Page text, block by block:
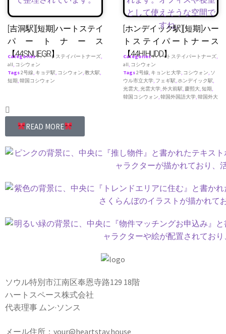
[吉洞駅][短期]ハートステイ
パートナース
【44SNUEGR】
Categories♥ ハートステイパートナーズ,
all, コシウォン
Tags2号線, キョデ駅, コシウォン,教大駅,
短期,韓国コシウォン
[ホンデイック駅][短期]ハー
トステイパートナース
【44HIHUDD】
Categories♥ ハートステイパートナーズ,
all, コシウォン
Tags2号線, キョンヒ大学, コシウォン, ソ
ウル市立大学, フェギ駅,ホンデイック駅,
光雲大,光雲大学,外大前駅, 慶熙大,短期,
韓国コシウォン,韓国外国語大学,韓国外大
READ MORE
ソウル特別市江南区奉恩寺路129 18階
ハートスペース株式会社
代表理事 ムン·ソンス
メール住所：your@heartstay.house